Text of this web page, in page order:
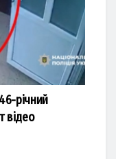
річний
відео